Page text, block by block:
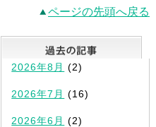
ページの先頭へ戻る
最新記事一覧
2026年8月 (2)
2026年7月 (16)
2026年6月 (2)